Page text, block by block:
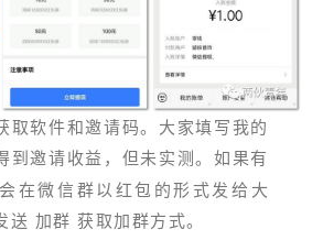
取软件和邀请码。大家填写我的
到邀请收益，但未实测。如果有
在微信群以红包的形式发给大
送 加群 获取加群方式。